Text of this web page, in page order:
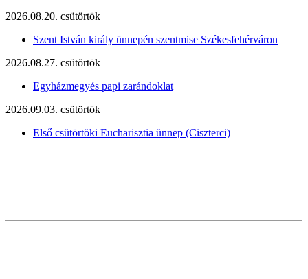
2026.08.20. csütörtök
Szent István király ünnepén szentmise Székesfehérváron
2026.08.27. csütörtök
Egyházmegyés papi zarándoklat
2026.09.03. csütörtök
Első csütörtöki Eucharisztia ünnep (Ciszterci)